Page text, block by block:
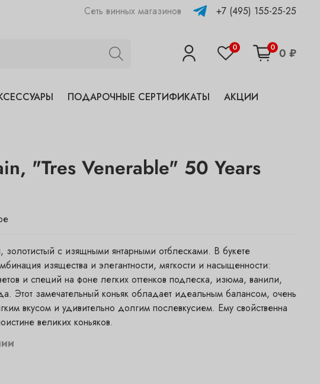
Сеть винных магазинов +7 (495) 155-25-25
0 0 0 ₽
ПОДАРОЧНЫЕ СЕРТИФИКАТЫ АКЦИИ
"Tres Venerable" 50 Years
с изящными янтарными отблесками. В букете
изящества и элегантности, мягкости и насыщенности:
и специй на фоне легких оттенков подлеска, изюма, ванили,
Этот замечательный коньяк обладает идеальным балансом, очень
вкусом и удивительно долгим послевкусием. Ему свойственна
великих коньяков.